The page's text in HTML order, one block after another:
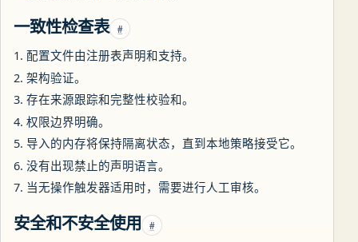
一致性检查表 #
配置文件由注册表声明和支持。
架构验证。
存在来源跟踪和完整性校验和。
权限边界明确。
导入的内存将保持隔离状态，直到本地策略接受它。
没有出现禁止的声明语言。
当无操作触发器适用时，需要进行人工审核。
安全和不安全使用 #